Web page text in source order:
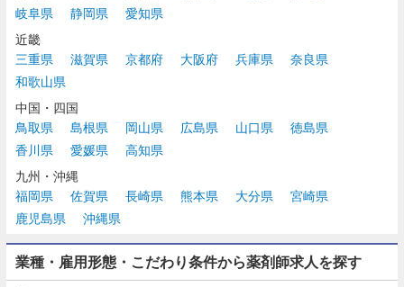
岐阜県
静岡県
愛知県
近畿
三重県
滋賀県 京都府 大阪府 兵庫県
奈良県
和歌山県
中国・四国
鳥取県
島根県 岡山県 広島県 山口県
徳島県
香川県
愛媛県
高知県
九州・沖縄
福岡県
佐賀県 長崎県 熊本県 大分県
宮崎県
鹿児島県
沖縄県
業種・雇用形態・こだわり条件から薬剤師求人を探す